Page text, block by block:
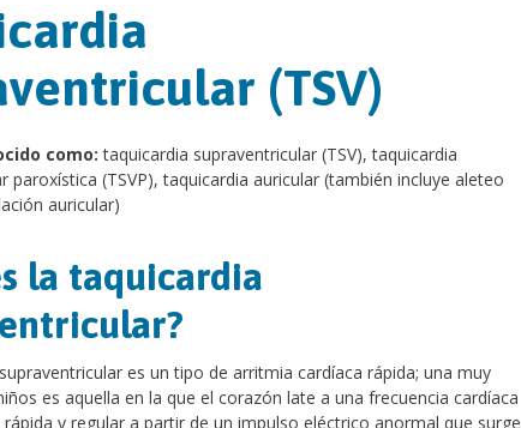
(TSV)
como: taquicardia supraventricular (TSV), taquicardia
paroxística (TSVP), taquicardia auricular (también incluye aleteo
auricular)
la taquicardia
es un tipo de arritmia cardíaca rápida; una muy
es aquella en la que el corazón late a una frecuencia cardíaca
y regular a partir de un impulso eléctrico anormal que surge